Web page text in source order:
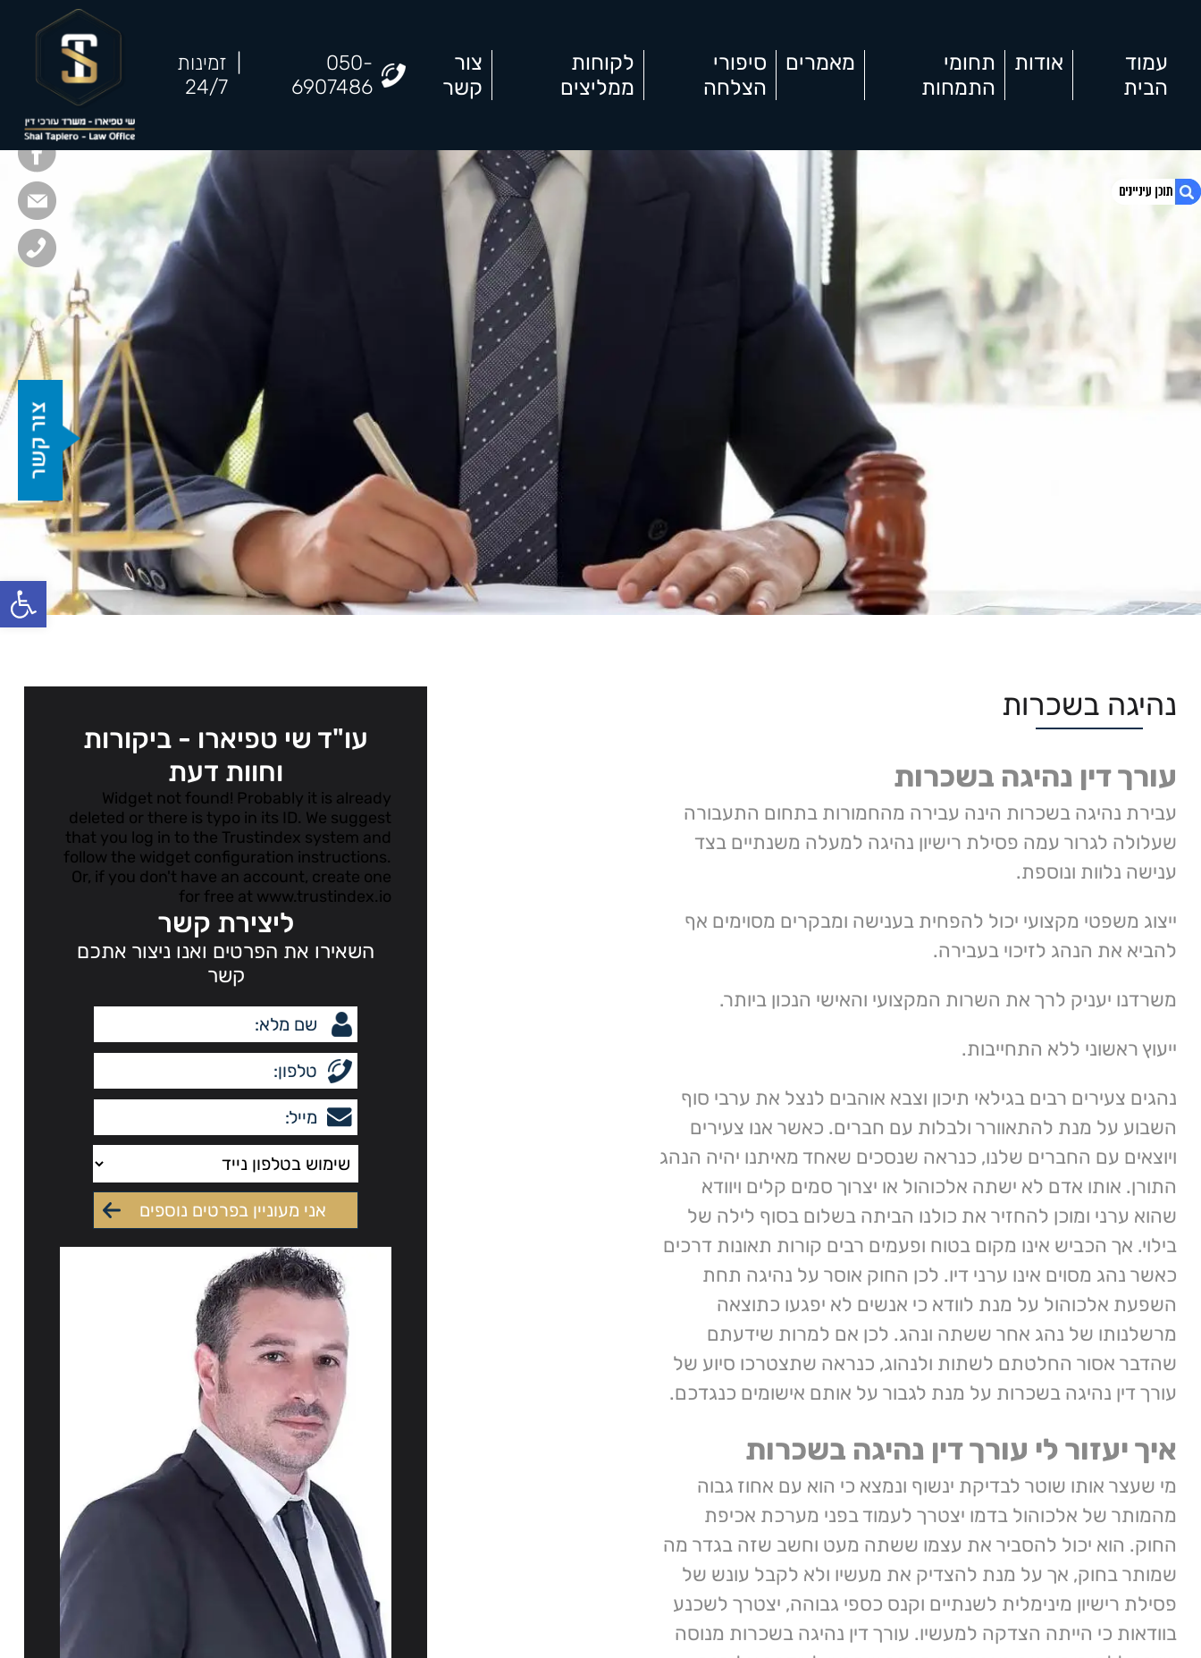
פתח
4. איך יעזור לי עורך דין נהיגה בשכרות
5. הואשמתי בנהיגה בשכרות, למי אני פונה
לעזרה
עמוד
הבית
אודות
תחומי
התמחות
מאמרים
סיפורי
הצלחה
לקוחות
ממליצים
צור
קשר
050-
6907486
זמינות
24/7
נהיגה בשכרות
עורך דין נהיגה בשכרות
עבירת נהיגה בשכרות הינה עבירה מהחמורות בתחום התעבורה
שעלולה לגרור עמה פסילת רישיון נהיגה למעלה משנתיים בצד
ענישה נלוות ונוספת.
ייצוג משפטי מקצועי יכול להפחית בענישה ומבקרים מסוימים אף
להביא את הנהג לזיכוי בעבירה.
משרדנו יעניק לרך את השרות המקצועי והאישי הנכון ביותר.
ייעוץ ראשוני ללא התחייבות.
נהגים צעירים רבים בגילאי תיכון וצבא אוהבים לנצל את ערבי סוף
השבוע על מנת להתאוורר ולבלות עם חברים. כאשר אנו צעירים
ויוצאים עם החברים שלנו, כנראה שנסכים שאחד מאיתנו יהיה הנהג
התורן. אותו אדם לא ישתה אלכוהול או יצרוך סמים קלים ויוודא
שהוא ערני ומוכן להחזיר את כולנו הביתה בשלום בסוף לילה של
בילוי. אך הכביש אינו מקום בטוח ופעמים רבים קורות תאונות דרכים
כאשר נהג מסוים אינו ערני דיו. לכן החוק אוסר על נהיגה תחת
השפעת אלכוהול על מנת לוודא כי אנשים לא יפגעו כתוצאה
מרשלנותו של נהג אחר ששתה ונהג. לכן אם למרות שידעתם
שהדבר אסור החלטתם לשתות ולנהוג, כנראה שתצטרכו סיוע של
עורך דין נהיגה בשכרות על מנת לגבור על אותם אישומים כנגדכם.
איך יעזור לי עורך דין נהיגה בשכרות
מי שעצר אותו שוטר לבדיקת ינשוף ונמצא כי הוא עם אחוז גבוה
מהמותר של אלכוהול בדמו יצטרך לעמוד בפני מערכת אכיפת
החוק. הוא יכול להסביר את עצמו ששתה מעט וחשב שזה בגדר מה
שמותר בחוק, אך על מנת להצדיק את מעשיו ולא לקבל עונש של
פסילת רישיון מינימלית לשנתיים וקנס כספי גבוהה, יצטרך לשכנע
בוודאות כי הייתה הצדקה למעשיו. עורך דין נהיגה בשכרות מנוסה
עו"ד שי טפיארו - ביקורות
וחוות דעת
Widget not found! Probably it is already
deleted or there is typo in its ID. We suggest
that you log in to the Trustindex system and
follow the widget configuration instructions.
Or, if you don't have an account, create one
for free at www.trustindex.io
ליצירת קשר
השאירו את הפרטים ואנו ניצור אתכם
קשר